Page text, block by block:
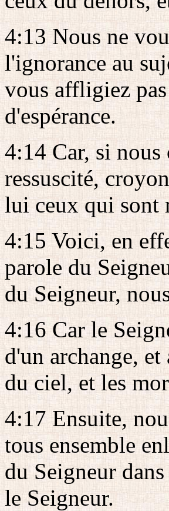
4:13 Nous ne
l'ignorance au
vous affligiez
d'espérance.
4:14 Car, si nous
ressuscité,
lui ceux qui sont
4:15 Voici, en
parole du
du Seigneur,
4:16 Car le
d'un archange,
du ciel, et les
4:17 Ensuite,
tous ensemble
du Seigneur
le Seigneur.